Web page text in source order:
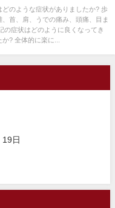
調子よくなった
どのような症状がありましたか? 歩
、首、肩、うでの痛み、頭痛、目ま
の症状はどのように良くなってき
か? 全体的に楽に...
日